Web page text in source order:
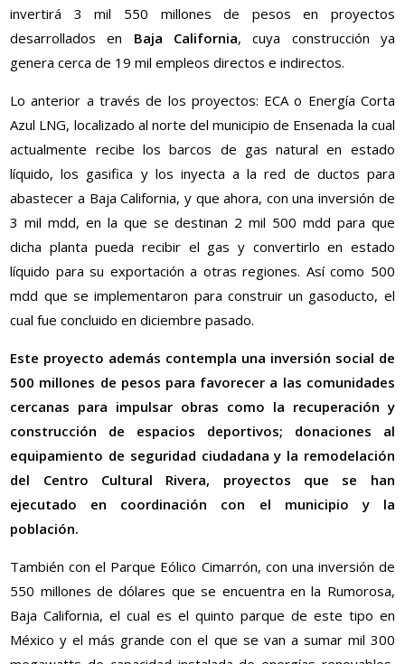
invertirá 3 mil 550 millones de pesos en proyectos
desarrollados en Baja California, cuya construcción ya
genera cerca de 19 mil empleos directos e indirectos.
Lo anterior a través de los proyectos: ECA o Energía Corta
Azul LNG, localizado al norte del municipio de Ensenada la cual
actualmente recibe los barcos de gas natural en estado
líquido, los gasifica y los inyecta a la red de ductos para
abastecer a Baja California, y que ahora, con una inversión de
3 mil mdd, en la que se destinan 2 mil 500 mdd para que
dicha planta pueda recibir el gas y convertirlo en estado
líquido para su exportación a otras regiones. Así como 500
mdd que se implementaron para construir un gasoducto, el
cual fue concluido en diciembre pasado.
Este proyecto además contempla una inversión social de
500 millones de pesos para favorecer a las comunidades
cercanas para impulsar obras como la recuperación y
construcción de espacios deportivos; donaciones al
equipamiento de seguridad ciudadana y la remodelación
del Centro Cultural Rivera, proyectos que se han
ejecutado en coordinación con el municipio y la
población.
También con el Parque Eólico Cimarrón, con una inversión de
550 millones de dólares que se encuentra en la Rumorosa,
Baja California, el cual es el quinto parque de este tipo en
México y el más grande con el que se van a sumar mil 300